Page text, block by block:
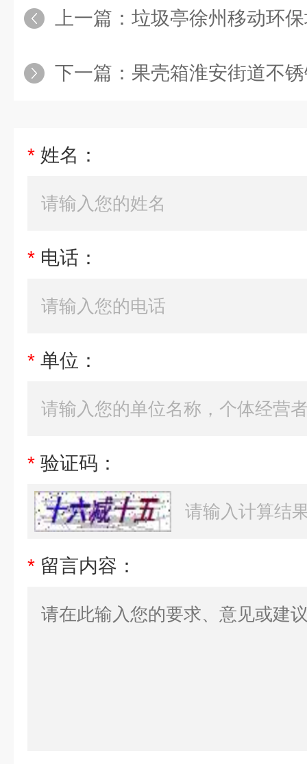
上一篇： 垃圾亭徐州移动环保垃圾
下一篇： 果壳箱淮安街道不锈钢果
* 姓名：
* 电话：
* 单位：
* 验证码：
* 留言内容：